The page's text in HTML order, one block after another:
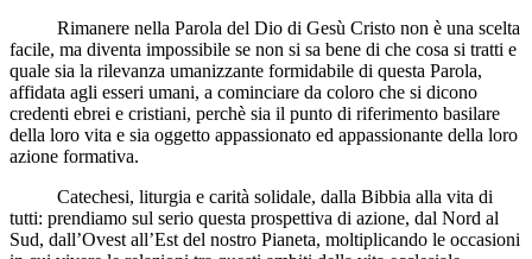
Rimanere nella Parola del Dio di Gesù Cristo non è una scelta
facile, ma diventa impossibile se non si sa bene di che cosa si tratti e
quale sia la rilevanza umanizzante formidabile di questa Parola,
affidata agli esseri umani, a cominciare da coloro che si dicono
credenti ebrei e cristiani, perchè sia il punto di riferimento basilare
della loro vita e sia oggetto appassionato ed appassionante della loro
azione formativa.
Catechesi, liturgia e carità solidale, dalla Bibbia alla vita di
tutti: prendiamo sul serio questa prospettiva di azione, dal Nord al
Sud, dall’Ovest all’Est del nostro Pianeta, moltiplicando le occasioni